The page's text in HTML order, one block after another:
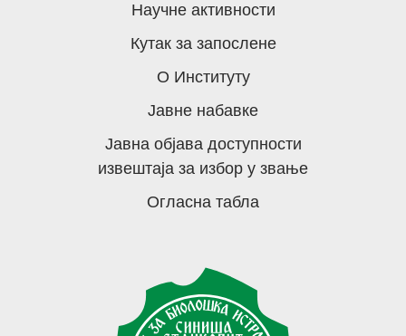
Научне активности
Кутак за запослене
О Институту
Јавне набавке
Јавна објава доступности
извештаја за избор у звање
Огласна табла